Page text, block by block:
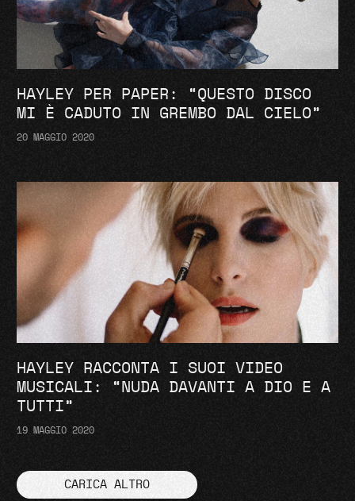
HAYLEY PER PAPER: “QUESTO DISCO
MI È CADUTO IN GREMBO DAL CIELO”
20 MAGGIO 2020
HAYLEY RACCONTA I SUOI VIDEO
MUSICALI: “NUDA DAVANTI A DIO E A
TUTTI”
19 MAGGIO 2020
CARICA ALTRO